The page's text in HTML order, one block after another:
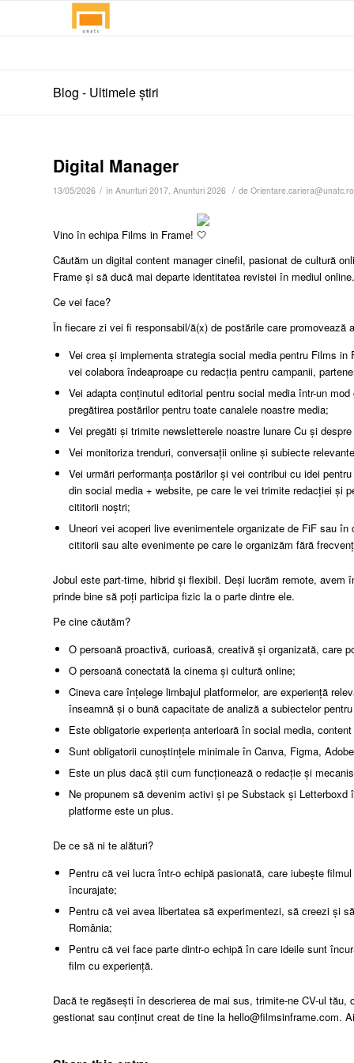
Blog - Ultimele știri
Digital Manager
13/05/2026 / în Anunturi 2017, Anunturi 2026 / de Orientare.cariera@unatc.ro
Vino în echipa Films in Frame!
Căutăm un digital content manager cinefil, pasionat de cultură
Frame și să ducă mai departe identitatea revistei în mediul online.
Ce vei face?
În fiecare zi vei fi responsabil/ă(x) de postările care
Vei crea și implementa strategia social media pentru Films
vei colabora îndeaproape cu redacția pentru campanii,
Vei adapta conținutul editorial pentru social media într-un
pregătirea postărilor pentru toate canalele noastre media;
Vei pregăti și trimite newsletterele noastre lunare Cu și
Vei monitoriza trenduri, conversații online și subiecte
Vei urmări performanța postărilor și vei contribui cu idei
din social media + website, pe care le vei trimite redacției și
cititorii noștri;
Uneori vei acoperi live evenimentele organizate de FiF sau
cititorii sau alte evenimente pe care le organizăm fără
Jobul este part-time, hibrid și flexibil. Deși lucrăm remote, avem
prinde bine să poți participa fizic la o parte dintre ele.
Pe cine căutăm?
O persoană proactivă, curioasă, creativă și organizată, care
O persoană conectată la cinema și cultură online;
Cineva care înțelege limbajul platformelor, are experiență
înseamnă și o bună capacitate de analiză a subiectelor
Este obligatorie experiența anterioară în social media,
Sunt obligatorii cunoștințele minimale în Canva, Figma,
Este un plus dacă știi cum funcționează o redacție și
Ne propunem să devenim activi și pe Substack și
platforme este un plus.
De ce să ni te alături?
Pentru că vei lucra într-o echipă pasionată, care iubește
încurajate;
Pentru că vei avea libertatea să experimentezi, să creezi și
România;
Pentru că vei face parte dintr-o echipă în care ideile sunt
film cu experiență.
Dacă te regăsești în descrierea de mai sus, trimite-ne CV-ul
gestionat sau conținut creat de tine la hello@filmsinframe.com.